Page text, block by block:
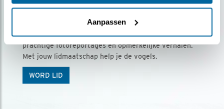
Aanpassen
Ontvang 5 x Vogels voor € 36,00 per jaar
Vogels is het tijdschrift voor onze leden, met
prachtige fotoreportages en opmerkelijke verhalen.
Met jouw lidmaatschap help je de vogels.
WORD LID